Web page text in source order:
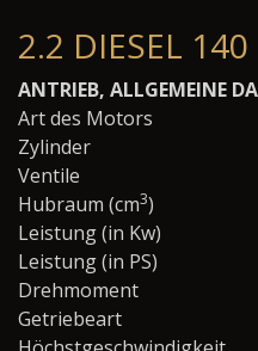
2.2 DIESEL 140
ANTRIEB, ALLGEMEINE
Art des Motors
Zylinder
Ventile
Hubraum (cm3)
Leistung (in Kw)
Leistung (in PS)
Drehmoment
Getriebeart